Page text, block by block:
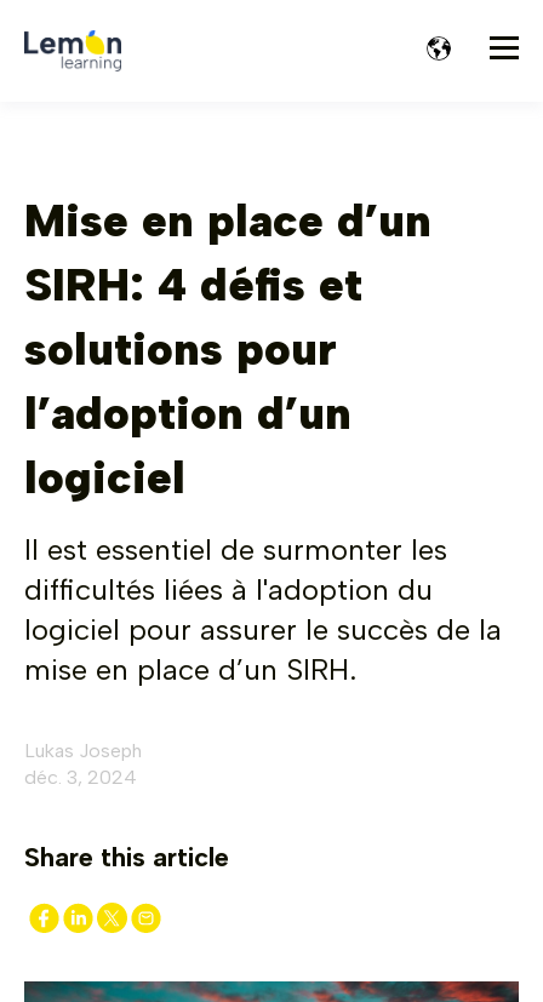
Mise en place d’un
SIRH: 4 défis et
solutions pour
l’adoption d’un
logiciel
Il est essentiel de surmonter les
difficultés liées à l'adoption du
logiciel pour assurer le succès de la
mise en place d’un SIRH.
Lukas Joseph
déc. 3, 2024
Share this article